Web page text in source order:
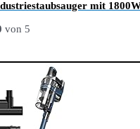
mit
von 5